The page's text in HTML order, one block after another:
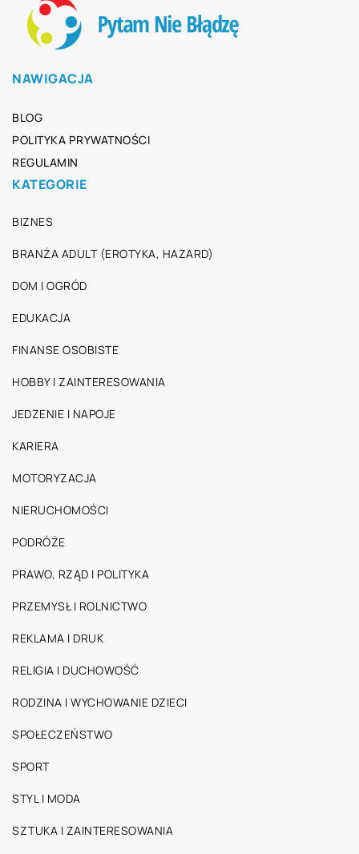
NAWIGACJA
BLOG
POLITYKA PRYWATNOŚCI
REGULAMIN
KATEGORIE
BIZNES
BRANŻA ADULT (EROTYKA, HAZARD)
DOM I OGRÓD
EDUKACJA
FINANSE OSOBISTE
HOBBY I ZAINTERESOWANIA
JEDZENIE I NAPOJE
KARIERA
MOTORYZACJA
NIERUCHOMOŚCI
PODRÓŻE
PRAWO, RZĄD I POLITYKA
PRZEMYSŁ I ROLNICTWO
REKLAMA I DRUK
RELIGIA I DUCHOWOŚĆ
RODZINA I WYCHOWANIE DZIECI
SPOŁECZEŃSTWO
SPORT
STYL I MODA
SZTUKA I ZAINTERESOWANIA